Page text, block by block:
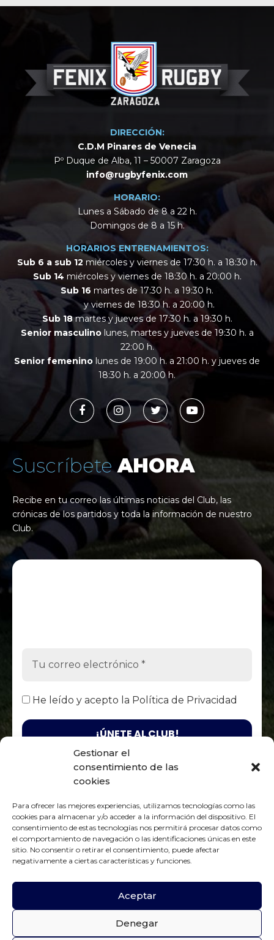
Gestionar el
consentimiento de las
cookies
Para ofrecer las mejores experiencias, utilizamos tecnologías como las
cookies para almacenar y/o acceder a la información del dispositivo. El
consentimiento de estas tecnologías nos permitirá procesar datos como
el comportamiento de navegación o las identificaciones únicas en este
sitio. No consentir o retirar el consentimiento, puede afectar
negativamente a ciertas características y funciones.
Aceptar
Denegar
DIRECCIÓN:
C.D.M Pinares de Venecia
Pº Duque de Alba, 11 – 50007 Zaragoza
info@rugbyfenix.com
HORARIO:
Lunes a Sábado de 8 a 22 h.
Domingos de 8 a 15 h.
HORARIOS ENTRENAMIENTOS:
Sub 6 a sub 12 miércoles y viernes de 17:30 h. a 18:30 h.
Sub 14 miércoles y viernes de 18:30 h. a 20:00 h.
Sub 16 martes de 17:30 h. a 19:30 h.
y viernes de 18:30 h. a 20:00 h.
Sub 18martes y jueves de 17:30 h. a 19:30 h.
Senior masculino lunes, martes y jueves de 19:30 h. a
22:00 h.
Senior femenino lunes de 19:00 h. a 21:00 h. y jueves de
18:30 h. a 20:00 h.
SuscríbeteAHORA
Recibe en tu correo las últimas noticias del Club, las
crónicas de los partidos y toda la información de nuestro
Club.
He leído y acepto la Política de Privacidad
Responsable. Fénix Club Rugby Zaragoza / Finalidad. Enviarte
nuestras publicaciones y noticias / Legitimación. Tu
consentimiento / Destinatarios. Solo se realizan cesiones si existe
acceso, rectificación, limitación y suprimir los datos como se
indica en laPolítica de Privacidad